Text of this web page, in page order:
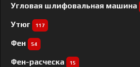
Угловая шлифовальная машина
Утюг 117
Фен 54
Фен-расческа 15